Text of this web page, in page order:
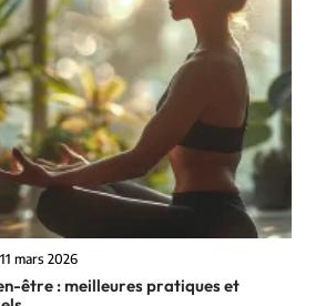
11 mars 2026
être : meilleures pratiques et